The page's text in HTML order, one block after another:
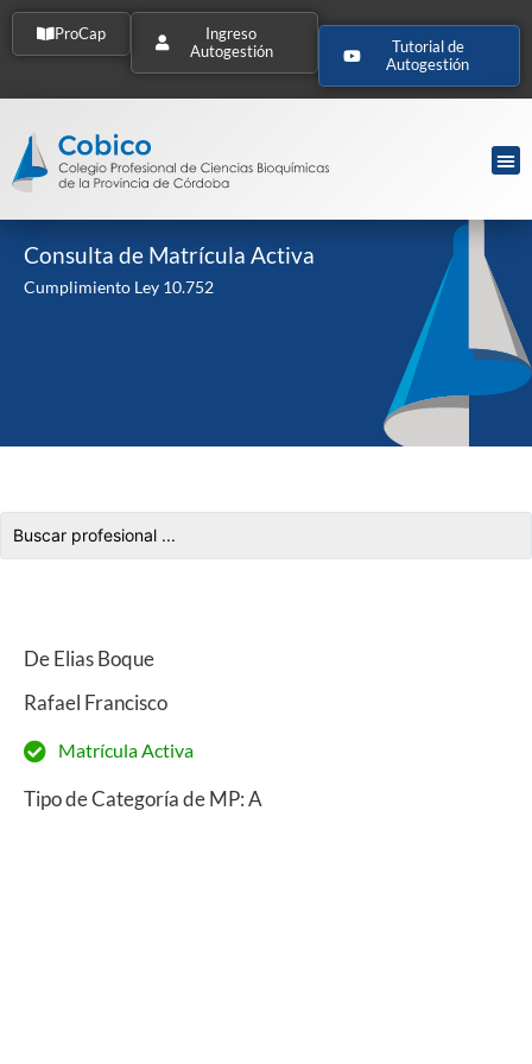
ProCap
Ingreso
Autogestión
Tutorial de
Autogestión
Consulta de Matrícula Activa
Cumplimiento Ley 10.752
De Elias Boque
Rafael Francisco
Matrícula Activa
Tipo de Categoría de MP: A